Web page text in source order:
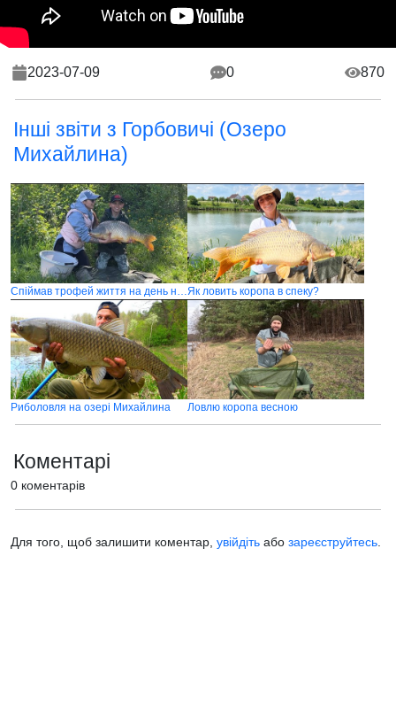
2023-07-09 0 870
Інші звіти з Горбовичі (Озеро
Михайлина)
Спіймав трофей життя на день народженняЯк ловить коропа в спеку?
Риболовля на озері Михайлина Ловлю коропа весною
Коментарі
0 коментарів
Для того, щоб залишити коментар, увійдіть або зареєструйтесь